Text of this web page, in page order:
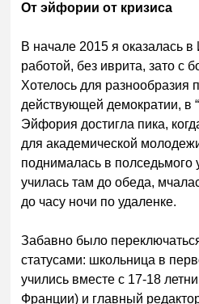
От эйфории от кризиса
В начале 2015 я оказалась
работой, без иврита, зато с
Хотелось для разнообразия
действующей демократии, в
Эйфория достигла пика,
для академической
поднималась в полседьмого
училась там до обеда,
до часу ночи по удаленке.
Забавно было
статусами: школьница в
учились вместе с 17-18
Франции) и главный